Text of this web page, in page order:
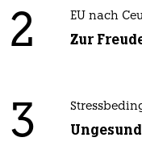
2 EU nach
Zur
3